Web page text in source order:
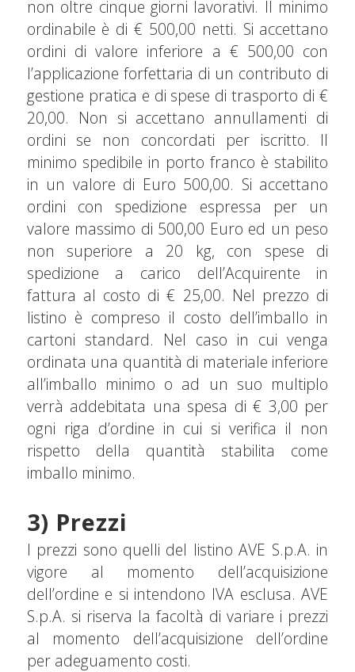
non oltre cinque giorni lavorativi. Il minimo
ordinabile è di € 500,00 netti. Si accettano
ordini di valore inferiore a € 500,00 con
l’applicazione forfettaria di un contributo di
gestione pratica e di spese di trasporto di €
20,00. Non si accettano annullamenti di
ordini se non concordati per iscritto. Il
minimo spedibile in porto franco è stabilito
in un valore di Euro 500,00. Si accettano
ordini con spedizione espressa per un
valore massimo di 500,00 Euro ed un peso
non superiore a 20 kg, con spese di
spedizione a carico dell’Acquirente in
fattura al costo di € 25,00. Nel prezzo di
listino è compreso il costo dell’imballo in
cartoni standard. Nel caso in cui venga
ordinata una quantità di materiale inferiore
all’imballo minimo o ad un suo multiplo
verrà addebitata una spesa di € 3,00 per
ogni riga d’ordine in cui si verifica il non
rispetto della quantità stabilita come
imballo minimo.
3) Prezzi
I prezzi sono quelli del listino AVE S.p.A. in
vigore al momento dell’acquisizione
dell’ordine e si intendono IVA esclusa. AVE
S.p.A. si riserva la facoltà di variare i prezzi
al momento dell’acquisizione dell’ordine
per adeguamento costi.